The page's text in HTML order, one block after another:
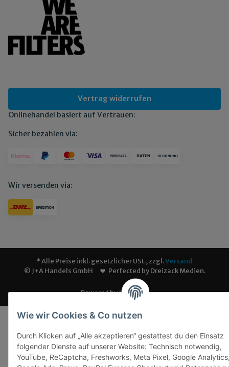
Wie wir Cookies & Co nutzen
Durch Klicken auf „Alle akzeptieren“ gestattest du den Einsatz
folgender Dienste auf unserer Website: Technisch notwendig,
YouTube, ReCaptcha, Freshworks, Meta Pixel, Google
Vertrag widerrufen
Onlinehandel basiert auf Vertrauen:
Sicher bezahlen via:
Wir versenden via:
* Alle Preise inkl. gesetzlicher USt., zzgl.Versand
© J+A Handels GmbH
Perfected byDreizack Medien.
Powered byJTL-Shop